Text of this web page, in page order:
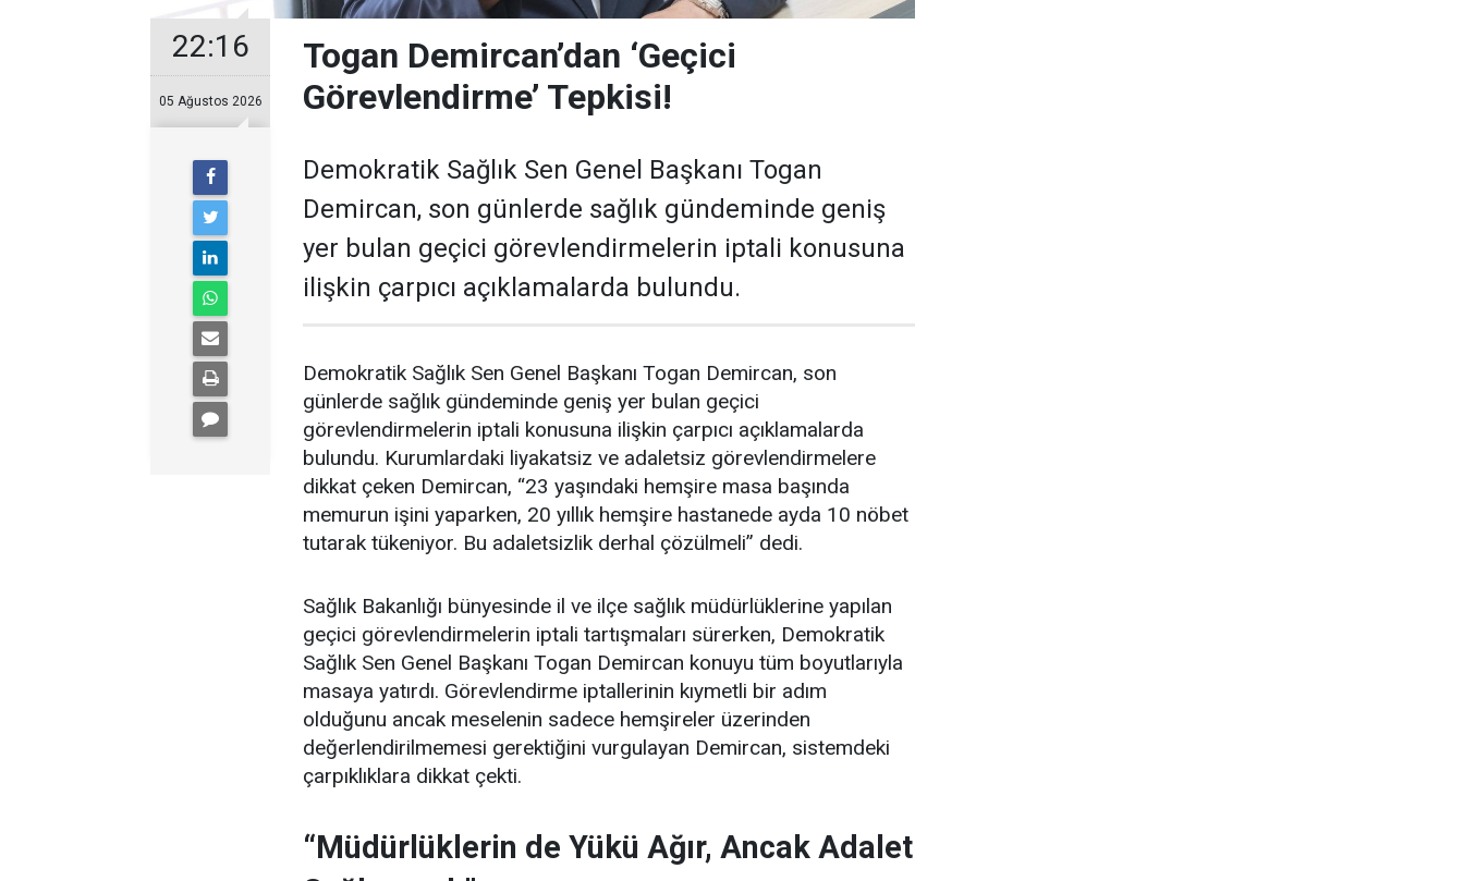
22:16
05 Ağustos 2026
Togan Demircan’dan ‘Geçici
Görevlendirme’ Tepkisi!
Demokratik Sağlık Sen Genel Başkanı Togan
Demircan, son günlerde sağlık gündeminde geniş
yer bulan geçici görevlendirmelerin iptali konusuna
ilişkin çarpıcı açıklamalarda bulundu.
Demokratik Sağlık Sen Genel Başkanı Togan Demircan, son
günlerde sağlık gündeminde geniş yer bulan geçici
görevlendirmelerin iptali konusuna ilişkin çarpıcı açıklamalarda
bulundu. Kurumlardaki liyakatsiz ve adaletsiz görevlendirmelere
dikkat çeken Demircan, “23 yaşındaki hemşire masa başında
memurun işini yaparken, 20 yıllık hemşire hastanede ayda 10 nöbet
tutarak tükeniyor. Bu adaletsizlik derhal çözülmeli” dedi.
Sağlık Bakanlığı bünyesinde il ve ilçe sağlık müdürlüklerine yapılan
geçici görevlendirmelerin iptali tartışmaları sürerken, Demokratik
Sağlık Sen Genel Başkanı Togan Demircan konuyu tüm boyutlarıyla
masaya yatırdı. Görevlendirme iptallerinin kıymetli bir adım
olduğunu ancak meselenin sadece hemşireler üzerinden
değerlendirilmemesi gerektiğini vurgulayan Demircan, sistemdeki
çarpıklıklara dikkat çekti.
“Müdürlüklerin de Yükü Ağır, Ancak Adalet